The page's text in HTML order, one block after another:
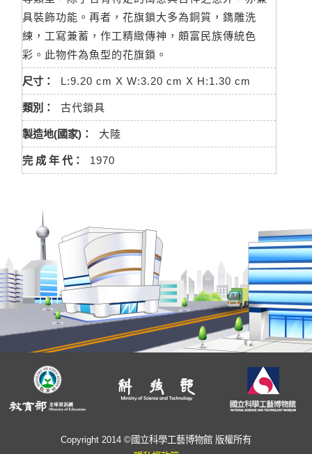
具裝飾功能。再者，花旗鎖大多為銅質，鐫雕洗
練，工寫兼蓄，作工精緻傳神，頗富民族傳統色
彩。此物件為魚型的花旗鎖。
尺寸： L:9.20 cm X W:3.20 cm X H:1.30 cm
類別： 古代鎖具
製造地(國家)： 大陸
完 成 年 代： 1970
Copyright 2014 ©國立科學工藝博物館 版權所有